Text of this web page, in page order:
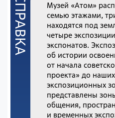
Музей «Атом»
семью этажами,
находятся под
четыре
экспонатов.
об истории
от начала
проекта» до
экспозиционных
представлены
общения,
и временных